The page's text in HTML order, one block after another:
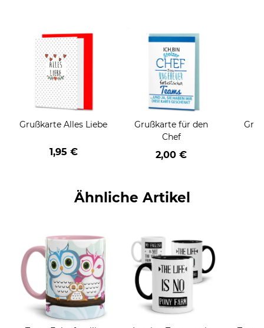
Grußkarte Alles Liebe
1,95 €
Grußkarte für den
Chef
2,00 €
Ähnliche Artikel